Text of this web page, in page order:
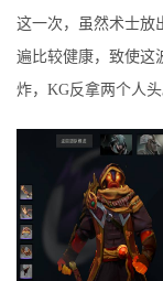
这一次，虽然术士放
遍比较健康，致使这
炸，KG反拿两个人头